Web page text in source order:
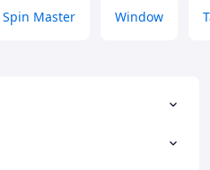
Spin Master Window